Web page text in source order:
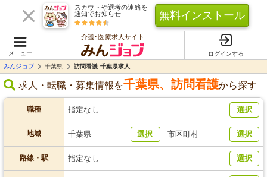
スカウトや選考の連絡を
通知でお知らせ
無料インストール
メニュー
介護･医療求人サイト
ログインする
みんジョブ
千葉県 訪問看護 千葉県求人
求人・転職・募集情報を千葉県、 訪問看護から探す
職種 指定なし 選択
地域 千葉県 選択 市区町村 選択
路線・駅 指定なし 選択